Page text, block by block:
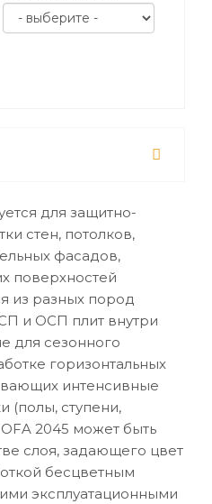
для защитно-
стен, потолков,
фасадов,
поверхностей
из разных пород
и ОСП плит внутри
для сезонного
горизонтальных
интенсивные
(полы, ступени,
2045 может быть
слоя, задающего цвет
бесцветным
эксплуатационными